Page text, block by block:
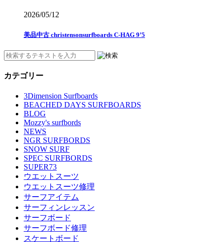
2026/05/12
美品中古 christensonsurfboards C-HAG 9’5
カテゴリー
3Dimension Surfboards
BEACHED DAYS SURFBOARDS
BLOG
Mozzy's surfbords
NEWS
NGR SURFBORDS
SNOW SURF
SPEC SURFBORDS
SUPER73
ウエットスーツ
ウエットスーツ修理
サーフアイテム
サーフィンレッスン
サーフボード
サーフボード修理
スケートボード